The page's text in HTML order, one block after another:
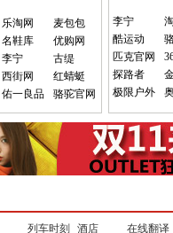
乐淘网
麦包包
名鞋库
优购网
李宁
古缇
西街网
红蜻蜓
佑一良品
骆驼官网
李宁
酷运动
匹克官网
探路者
极限户外
列车时刻 酒店
在线翻译